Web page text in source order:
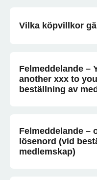
Vilka köpvillkor
Felmeddelande –
another xxx to
beställning av
Felmeddelande –
lösenord (vid
medlemskap)